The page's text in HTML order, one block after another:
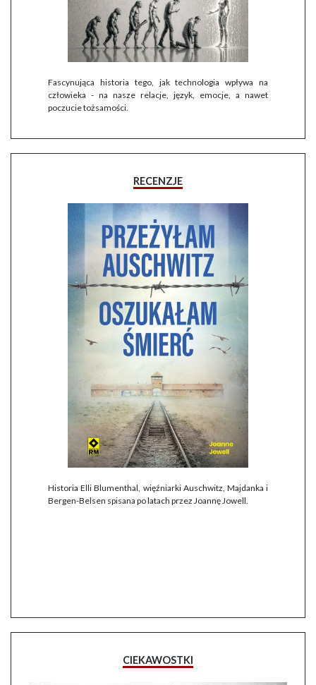
Fascynująca historia tego, jak technologia wpływa na
człowieka - na nasze relacje, język, emocje, a nawet
poczucie tożsamości.
RECENZJE
Historia Elli Blumenthal, więźniarki Auschwitz, Majdanka i
Bergen-Belsen spisana po latach przez Joannę Jowell.
CIEKAWOSTKI